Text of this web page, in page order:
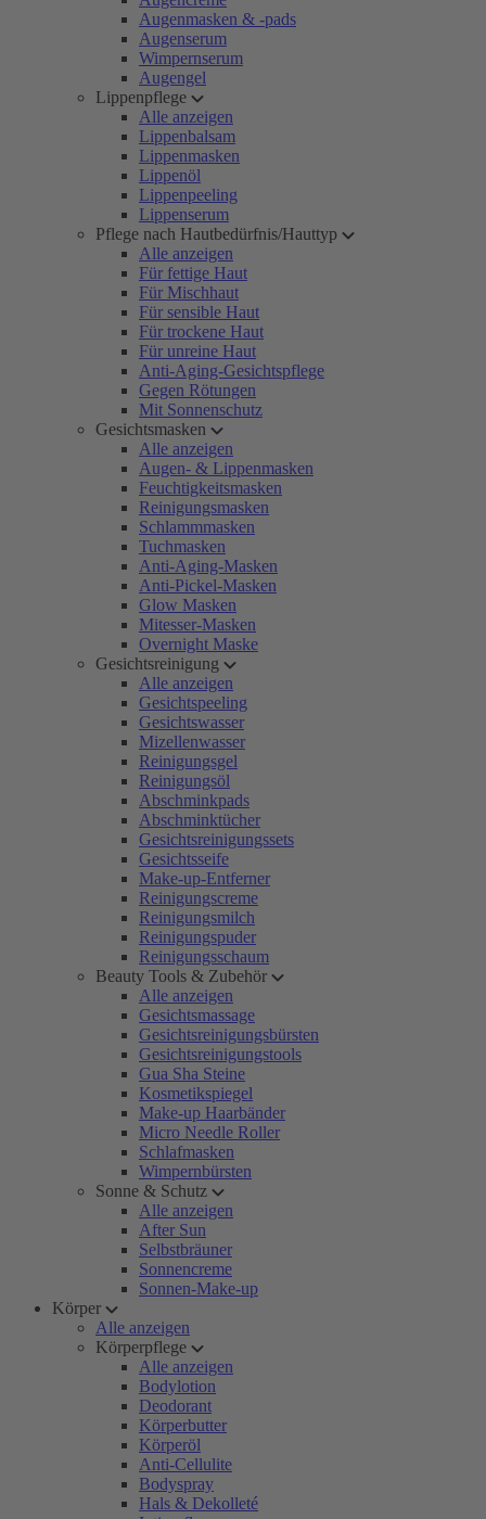
Augenmasken & -pads
Augenserum
Wimpernserum
Augengel
Lippenpflege
Alle anzeigen
Lippenbalsam
Lippenmasken
Lippenöl
Lippenpeeling
Lippenserum
Pflege nach Hautbedürfnis/Hauttyp
Alle anzeigen
Für fettige Haut
Für Mischhaut
Für sensible Haut
Für trockene Haut
Für unreine Haut
Anti-Aging-Gesichtspflege
Gegen Rötungen
Mit Sonnenschutz
Gesichtsmasken
Alle anzeigen
Augen- & Lippenmasken
Feuchtigkeitsmasken
Reinigungsmasken
Schlammmasken
Tuchmasken
Anti-Aging-Masken
Anti-Pickel-Masken
Glow Masken
Mitesser-Masken
Overnight Maske
Gesichtsreinigung
Alle anzeigen
Gesichtspeeling
Gesichtswasser
Mizellenwasser
Reinigungsgel
Reinigungsöl
Abschminkpads
Abschminktücher
Gesichtsreinigungssets
Gesichtsseife
Make-up-Entferner
Reinigungscreme
Reinigungsmilch
Reinigungspuder
Reinigungsschaum
Beauty Tools & Zubehör
Alle anzeigen
Gesichtsmassage
Gesichtsreinigungsbürsten
Gesichtsreinigungstools
Gua Sha Steine
Kosmetikspiegel
Make-up Haarbänder
Micro Needle Roller
Schlafmasken
Wimpernbürsten
Sonne & Schutz
Alle anzeigen
After Sun
Selbstbräuner
Sonnencreme
Sonnen-Make-up
Körper
Alle anzeigen
Körperpflege
Alle anzeigen
Bodylotion
Deodorant
Körperbutter
Körperöl
Anti-Cellulite
Bodyspray
Hals & Dekolleté